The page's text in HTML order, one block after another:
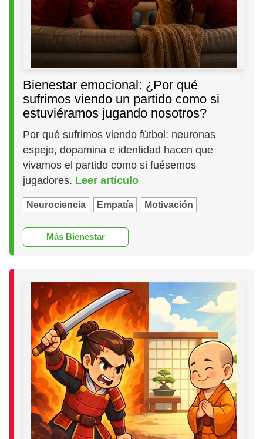
Bienestar emocional: ¿Por qué
sufrimos viendo un partido como si
estuviéramos jugando nosotros?
Por qué sufrimos viendo fútbol: neuronas
espejo, dopamina e identidad hacen que
vivamos el partido como si fuésemos
jugadores. Leer artículo
Neurociencia Empatía Motivación
Más Bienestar